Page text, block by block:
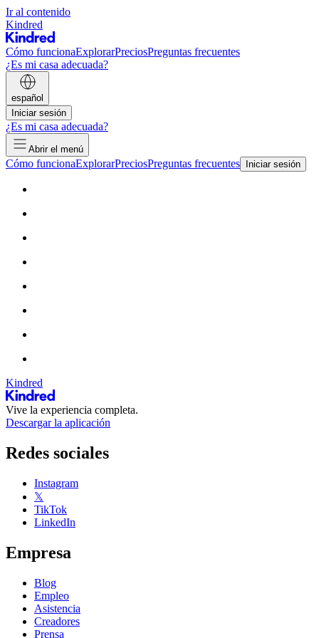
Ir al contenido
Kindred
Cómo funcionaExplorarPreciosPreguntas frecuentes
¿Es mi casa adecuada?
español
Iniciar sesión
¿Es mi casa adecuada?
Abrir el menú
Cómo funcionaExplorarPreciosPreguntas frecuentes Iniciar sesión
Kindred
Vive la experiencia completa.
Descargar la aplicación
Redes sociales
Instagram
𝕏
TikTok
LinkedIn
Empresa
Blog
Empleo
Asistencia
Creadores
Prensa